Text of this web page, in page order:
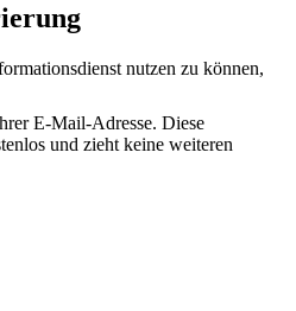
nutzen zu können,
E-Mail-Adresse. Diese
und zieht keine weiteren